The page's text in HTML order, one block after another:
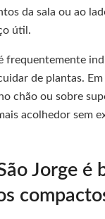
da sala ou ao
útil.
frequentemente
de plantas. Em
chão ou sobre
acolhedor sem
Jorge é